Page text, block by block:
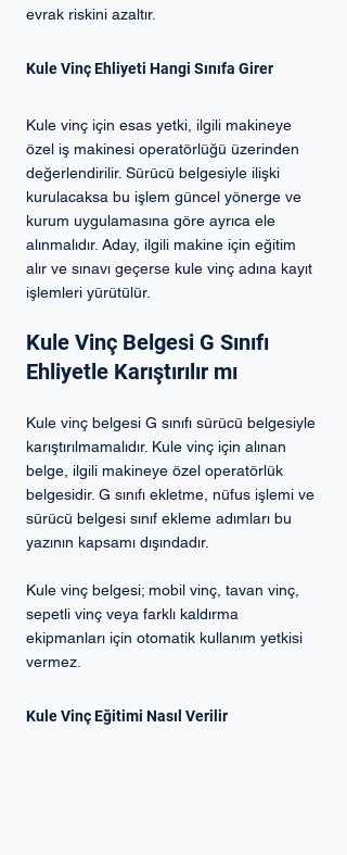
evrak riskini azaltır.
Kule Vinç Ehliyeti Hangi Sınıfa Girer
Kule vinç için esas yetki, ilgili makineye
özel iş makinesi operatörlüğü üzerinden
değerlendirilir. Sürücü belgesiyle ilişki
kurulacaksa bu işlem güncel yönerge ve
kurum uygulamasına göre ayrıca ele
alınmalıdır. Aday, ilgili makine için eğitim
alır ve sınavı geçerse kule vinç adına kayıt
işlemleri yürütülür.
Kule Vinç Belgesi G Sınıfı
Ehliyetle Karıştırılır mı
Kule vinç belgesi G sınıfı sürücü belgesiyle
karıştırılmamalıdır. Kule vinç için alınan
belge, ilgili makineye özel operatörlük
belgesidir. G sınıfı ekletme, nüfus işlemi ve
sürücü belgesi sınıf ekleme adımları bu
yazının kapsamı dışındadır.
Kule vinç belgesi; mobil vinç, tavan vinç,
sepetli vinç veya farklı kaldırma
ekipmanları için otomatik kullanım yetkisi
vermez.
Kule Vinç Eğitimi Nasıl Verilir